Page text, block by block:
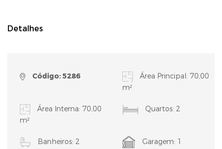
Detalhes
Código: 5286
Área Principal: 70,00
m²
Área Interna: 70,00
m²
Quartos: 2
Banheiros: 2 Garagem: 1